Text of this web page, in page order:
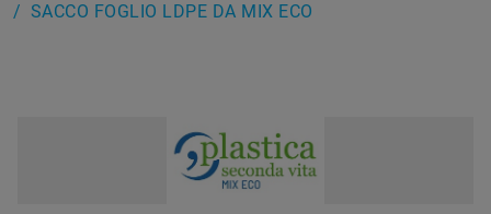
SACCO FOGLIO LDPE DA MIX ECO